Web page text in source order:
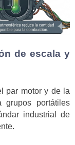
de escala y
par motor y de la
grupos portátiles
industrial de